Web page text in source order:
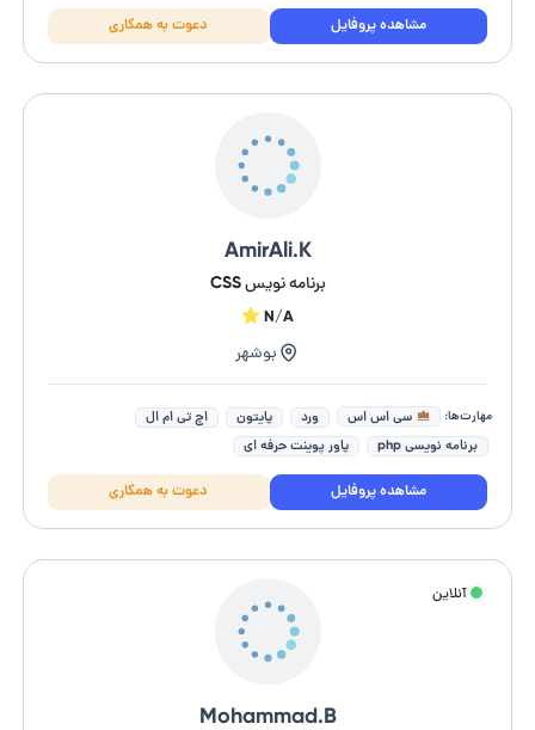
مشاهده پروفایل دعوت به همکاری
AmirAli.K
برنامه نویس CSS
N/A
بوشهر
مهارت‌ها: سی اس اس ورد پایتون
اچ تی ام ال
برنامه نویسی php
پاور پوینت حرفه ای
مشاهده پروفایل دعوت به همکاری
آنلاین
Mohammad.B